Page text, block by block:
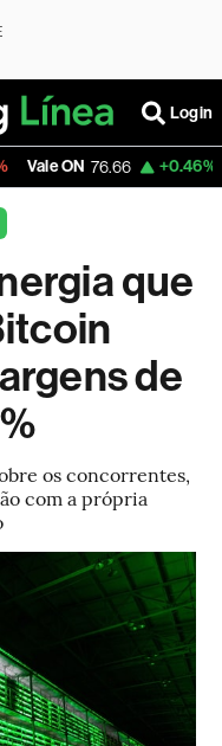
Login
+0.46% Itaú PN
que
de
os concorrentes,
com a própria